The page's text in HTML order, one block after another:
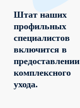
Штат наших
профильных
специалистов
включится в
предоставлении
комплексного
ухода.